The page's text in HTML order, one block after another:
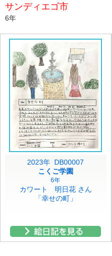
サンディエゴ市
6年
2023年 DB00007
こくご学園
6年
カワート 明日花 さん
「幸せの町」